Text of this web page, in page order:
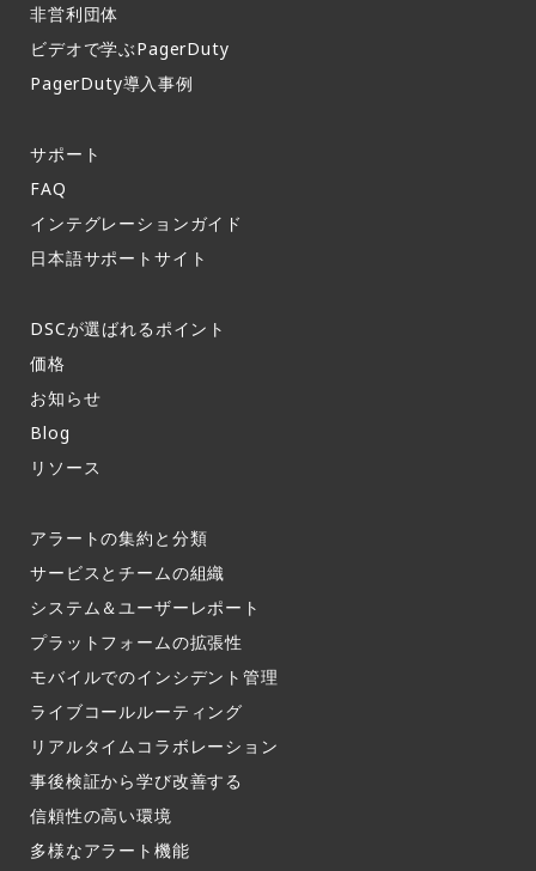
非営利団体
ビデオで学ぶPagerDuty
PagerDuty導入事例​
サポート​
FAQ​
インテグレーションガイド​
日本語サポートサイト​
DSCが選ばれるポイント
価格
お知らせ​
Blog
リソース
アラートの集約と分類​
サービスとチームの組織​
システム＆ユーザーレポート​
プラットフォームの拡張性
モバイルでのインシデント管理​
ライブコールルーティング​
リアルタイムコラボレーション​
事後検証から学び改善する
信頼性の高い環境​
多様なアラート機能​